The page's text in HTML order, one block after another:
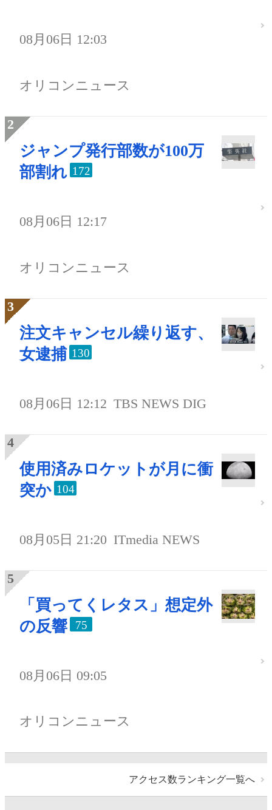
08月06日 12:03
オリコンニュース
ジャンプ発行部数が100万
部割れ 172
08月06日 12:17
オリコンニュース
注文キャンセル繰り返す、
女逮捕 130
08月06日 12:12 TBS NEWS DIG
使用済みロケットが月に衝
突か 104
08月05日 21:20 ITmedia NEWS
「買ってくレタス」想定外
の反響
75
08月06日 09:05
オリコンニュース
アクセス数ランキング一覧へ